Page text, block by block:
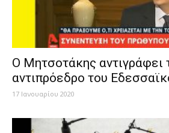
Ο Μητσοτάκης αντιγράφει
αντιπρόεδρο του
17 Ιανουαρίου 2020